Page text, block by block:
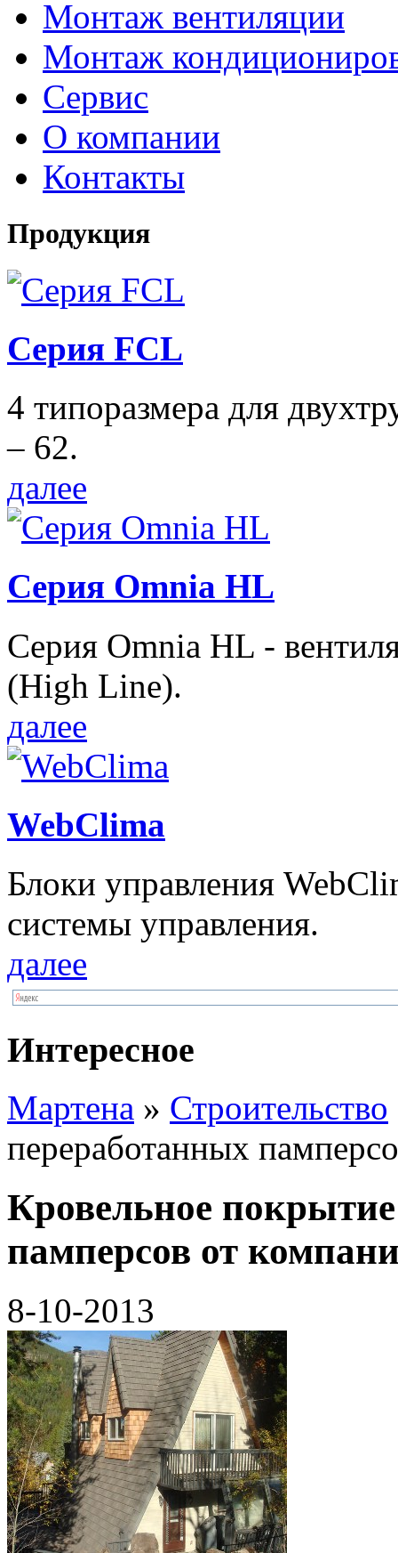
Монтаж вентиляции
Монтаж
Сервис
О компании
Контакты
Продукция
Серия FCL
4 типоразмера для
– 62.
далее
Серия Omnia HL
Серия Omnia HL -
(High Line).
далее
WebClima
Блоки упрaвлeния
системы управления.
далее
Интересное
Мартена » Строительство
переработанных
Кровельное
памперсов от
8-10-2013